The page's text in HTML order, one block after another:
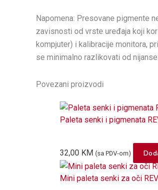
Napomena: Presovane pigmente
zavisnosti od vrste uređaja koji
kompjuter) i kalibracije monitora,
se minimalno razlikovati od nijanse
Povezani proizvodi
Paleta senki i pigmenata
32,00 KM (sa PDV-om)
Mini paleta senki za oči